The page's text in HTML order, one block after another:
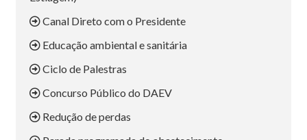
Canal Direto com o Presidente
Educação ambiental e sanitária
Ciclo de Palestras
Concurso Público do DAEV
Redução de perdas